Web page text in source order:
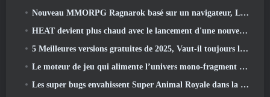
Nouveau MMORPG Ragnarok basé sur un navigateur, L'univers Ragnarok annoncé
HEAT devient plus chaud avec le lancement d'une nouvelle carte du désert
5 Meilleures versions gratuites de 2025, Vaut-il toujours la peine d'y jouer 2026?
Le moteur de jeu qui alimente l’univers mono-fragment d’Eve Online est désormais open source
Les super bugs envahissent Super Animal Royale dans la mise à jour « Super Natural »